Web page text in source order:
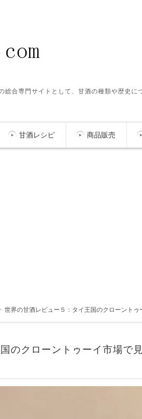
合専門サイトとして、甘酒の種類や歴史
甘酒レシピ 商品販売
世界の甘酒レビュー５：タイ王国のクローント
のクローントゥーイ市場で